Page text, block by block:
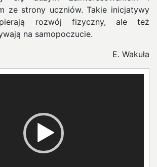
ze strony uczniów. Takie inicjatywy
rozwój fizyczny, ale też
na samopoczucie.
E. Wakuła